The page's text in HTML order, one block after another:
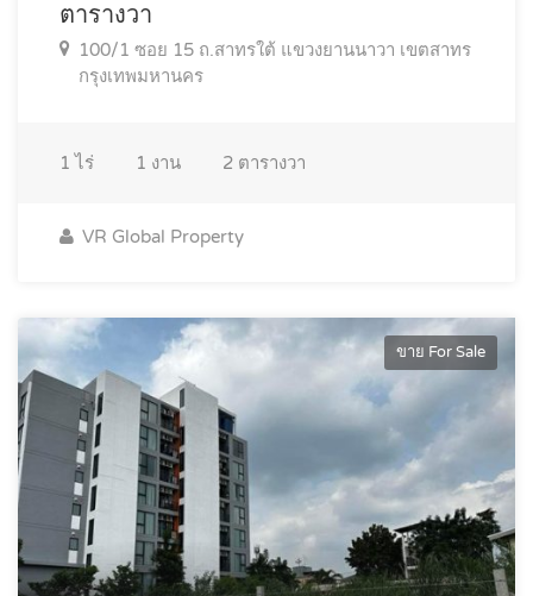
ตารางวา
100/1 ซอย 15 ถ.สาทรใต้ แขวงยานนาวา เขตสาทร
กรุงเทพมหานคร
1 ไร่ 1 งาน 2 ตารางวา
VR Global Property
ขาย For Sale